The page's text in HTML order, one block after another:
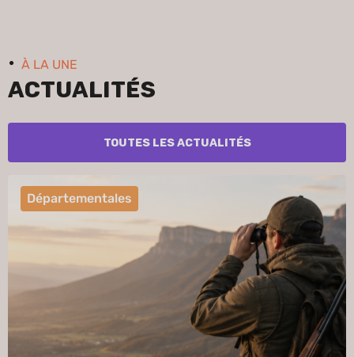
À LA UNE
Actualités
Toutes les actualités
Départementales